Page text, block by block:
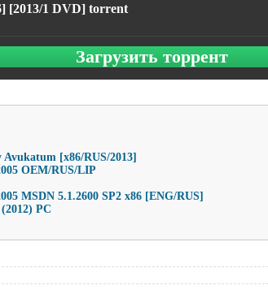
[2013/1 DVD] torrent
Загрузить торрент
[x86/RUS/2013]
OEM/RUS/LIP
MSDN 5.1.2600 SP2 x86 [ENG/RUS]
PC